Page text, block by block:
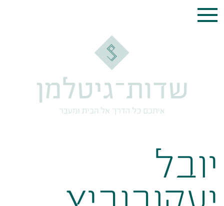
יובל